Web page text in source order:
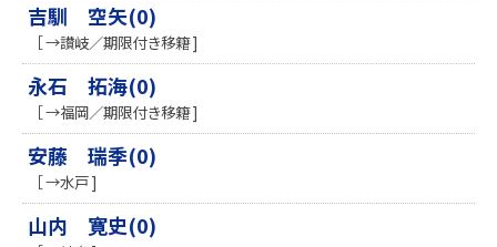
吉馴 空矢(0)
［ →讃岐／期限付き移籍 ]
永石 拓海(0)
［ →福岡／期限付き移籍 ]
安藤 瑞季(0)
［ →水戸 ]
山内 寛史(0)